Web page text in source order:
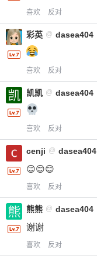
喜欢 反对
彩英 @ dasea404
喜欢 反对
凯凯 @ dasea404
喜欢 反对
cenji @ dasea404
😊😊😊
喜欢 反对
熊熊 @ dasea404
谢谢
喜欢 反对